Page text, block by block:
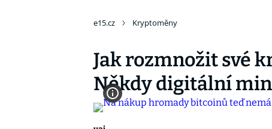
e15.cz Kryptoměny
Jak rozmnožit své
Někdy digitální